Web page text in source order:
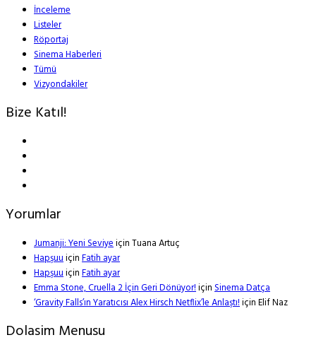
İnceleme
Listeler
Röportaj
Sinema Haberleri
Tümü
Vizyondakiler
Bize Katıl!
Yorumlar
Jumanji: Yeni SeviyeiçinTuana Artuç
HapşuuiçinFatih ayar
HapşuuiçinFatih ayar
Emma Stone, Cruella 2 İçin Geri Dönüyor!içinSinema Datça
‘Gravity Falls’ın Yaratıcısı Alex Hirsch Netflix’le Anlaştı!içinElif Naz
Dolasim Menusu